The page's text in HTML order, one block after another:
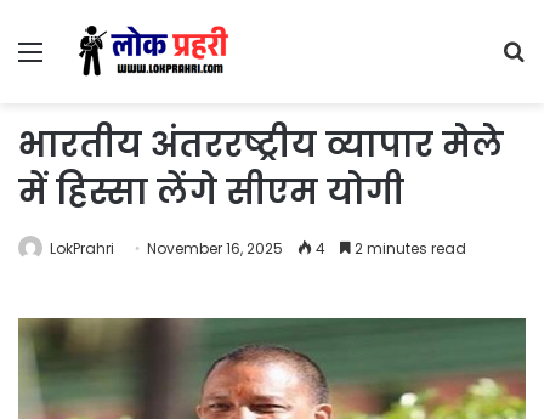
Menu
भारतीय अंतररष्ट्रीय व्यापार मेले
में हिस्सा लेंगे सीएम योगी
LokPrahri November 16, 2025 4 2 minutes read